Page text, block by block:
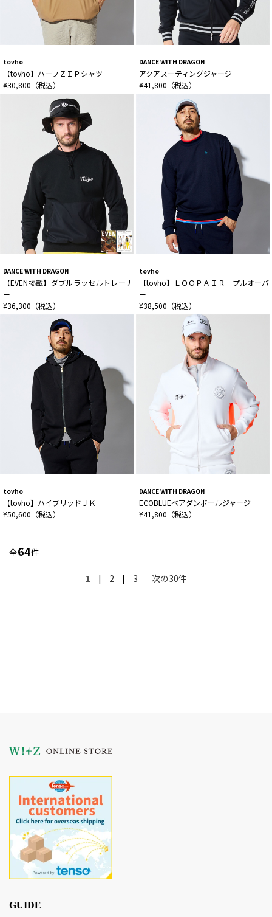
tovho
【tovho】ハーフＺＩＰシャツ
¥30,800（税込）
DANCE WITH DRAGON
アクアスーティングジャージ
¥41,800（税込）
DANCE WITH DRAGON
【EVEN掲載】ダブルラッセルトレーナ
ー
¥36,300（税込）
tovho
【tovho】ＬＯＯＰＡＩＲ プルオーバ
ー
¥38,500（税込）
tovho
【tovho】ハイブリッドＪＫ
¥50,600（税込）
DANCE WITH DRAGON
ECOBLUEベアダンボールジャージ
¥41,800（税込）
全64件
1 | 2 | 3 次の30件
GUIDE